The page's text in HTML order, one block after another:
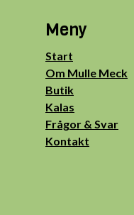
Meny
Start
Om Mulle Meck
Butik
Kalas
Frågor & Svar
Kontakt